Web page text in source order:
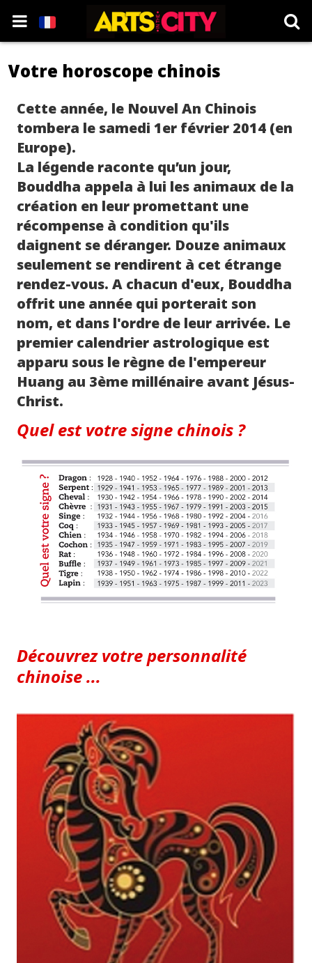
Votre horoscope chinois
Cette année, le Nouvel An Chinois
tombera le samedi 1er février 2014 (en
Europe).
La légende raconte qu’un jour,
Bouddha appela à lui les animaux de la
création en leur promettant une
récompense à condition qu'ils
daignent se déranger. Douze animaux
seulement se rendirent à cet étrange
rendez-vous. A chacun d'eux, Bouddha
offrit une année qui porterait son
nom, et dans l'ordre de leur arrivée. Le
premier calendrier astrologique est
apparu sous le règne de l'empereur
Huang au 3ème millénaire avant Jésus-
Christ.
Quel est votre signe chinois ?
Découvrez votre personnalité
chinoise ...